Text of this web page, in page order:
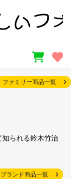
ファミリー商品一覧
知られる鈴木竹治
ブランド商品一覧